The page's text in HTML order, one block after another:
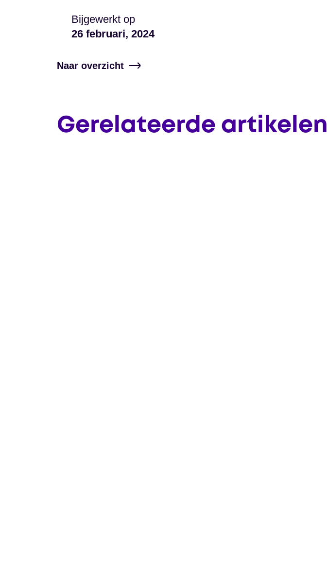
Bijgewerkt op
26 februari, 2024
Naar overzicht
Gerelateerde artikelen